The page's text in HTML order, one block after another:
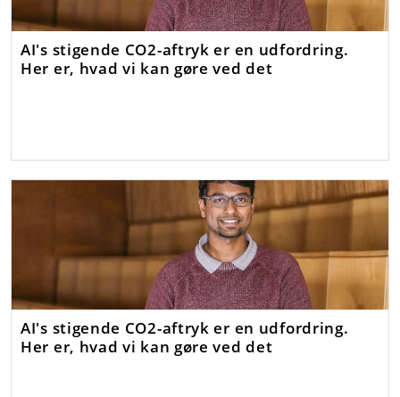
AI's stigende CO2-aftryk er en udfordring.
Her er, hvad vi kan gøre ved det
AI's stigende CO2-aftryk er en udfordring.
Her er, hvad vi kan gøre ved det